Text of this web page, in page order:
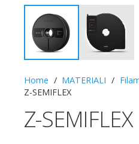
Home / MATERIALI /
Z-SEMIFLEX
Z-SEMIFLEX